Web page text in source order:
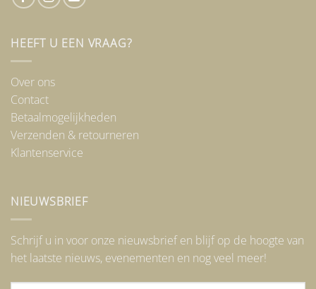
HEEFT U EEN VRAAG?
Over ons
Contact
Betaalmogelijkheden
Verzenden & retourneren
Klantenservice
NIEUWSBRIEF
Schrijf u in voor onze nieuwsbrief en blijf op de hoogte van
het laatste nieuws, evenementen en nog veel meer!